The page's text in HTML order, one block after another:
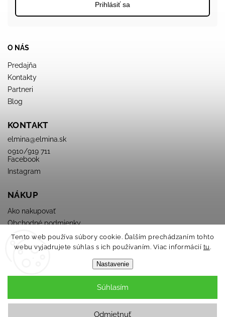
Tento web používa súbory cookie. Ďalším prechádzaním tohto
webu vyjadrujete súhlas s ich používaním. Viac informácií tu.
Nastavenie
Odmietnuť
Súhlasím
O NÁS
Predajňa
Kontakty
Partneri
Blog
KONTAKT
elmina@elmina.sk
0910/919 711
Facebook
Instagram
NÁKUP
Ako nakupovať
Obchodné podmienky
Podmienky ochrany osobných údajov
Prihlásiť sa
Copyright 2026ELMINA. Všetky práva vyhradené.